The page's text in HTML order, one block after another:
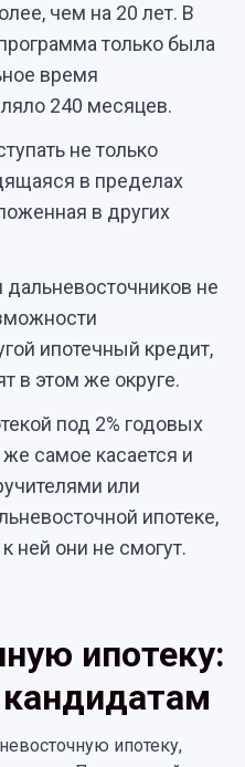
чем на 20 лет. В
только была
время
240 месяцев.
не только
в пределах
в других
дальневосточников не
ипотечный кредит,
в этом же округе.
под 2% годовых
самое касается и
или
ипотеке,
ней они не смогут.
ипотеку:
ипотеку,